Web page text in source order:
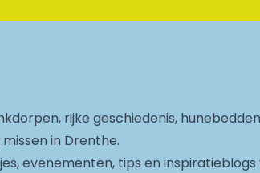
rijke geschiedenis,
in Drenthe.
evenementen, tips en